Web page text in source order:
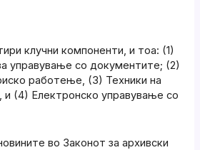
клучни компоненти, и тоа: (1)
управување со документите; (2)
работење, (3) Техники на
(4) Електронско управување со
во Законот за архивски